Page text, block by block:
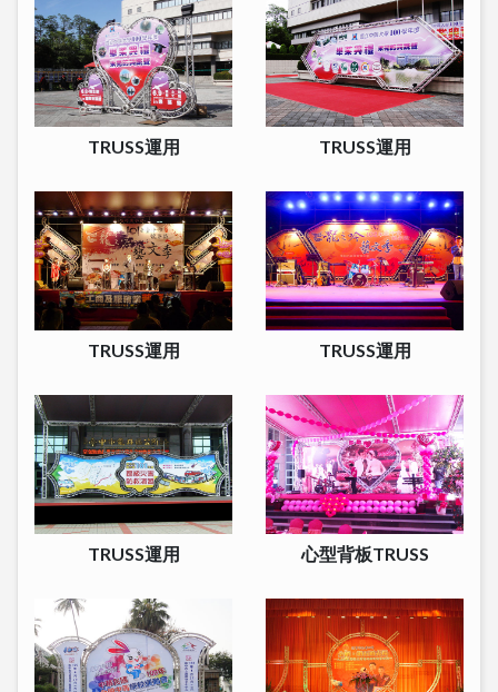
TRUSS運用 TRUSS運用
TRUSS運用 TRUSS運用
TRUSS運用 心型背板TRUSS